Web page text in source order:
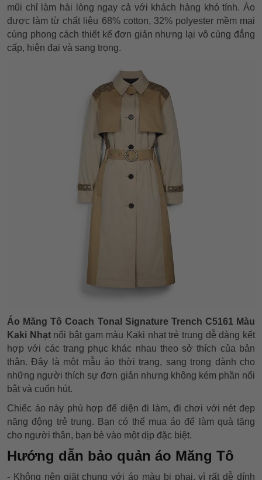
mũi chỉ làm hài lòng ngay cả với khách hàng khó tính. Áo
được làm từ chất liệu 68% cotton, 32% polyester mềm mại
cùng phong cách thiết kế đơn giản nhưng lại vô cùng đẳng
cấp, hiện đại và sang trọng.
Áo Măng Tô Coach Tonal Signature Trench C5161 Màu
Kaki Nhạt nổi bật gam màu Kaki nhạt trẻ trung dễ dàng kết
hợp với các trang phục khác nhau theo sở thích của bản
thân. Đây là một mẫu áo thời trang, sang trọng dành cho
những người thích sự đơn giản nhưng không kém phần nổi
bật và cuốn hút.
Chiếc áo này phù hợp để diện đi làm, đi chơi với nét đẹp
năng động trẻ trung. Bạn có thể mua áo để làm quà tặng
cho người thân, bạn bè vào một dịp đặc biệt.
Hướng dẫn bảo quản áo Măng Tô
- Không nên giặt chung với áo màu bị phai, vì rất dễ dính